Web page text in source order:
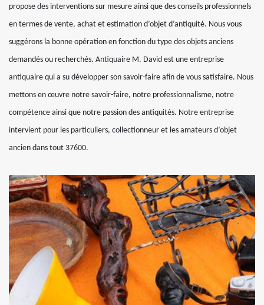
propose des interventions sur mesure ainsi que des conseils professionnels
en termes de vente, achat et estimation d’objet d’antiquité. Nous vous
suggérons la bonne opération en fonction du type des objets anciens
demandés ou recherchés. Antiquaire M. David est une entreprise
antiquaire qui a su développer son savoir-faire afin de vous satisfaire. Nous
mettons en œuvre notre savoir-faire, notre professionnalisme, notre
compétence ainsi que notre passion des antiquités. Notre entreprise
intervient pour les particuliers, collectionneur et les amateurs d’objet
ancien dans tout 37600.